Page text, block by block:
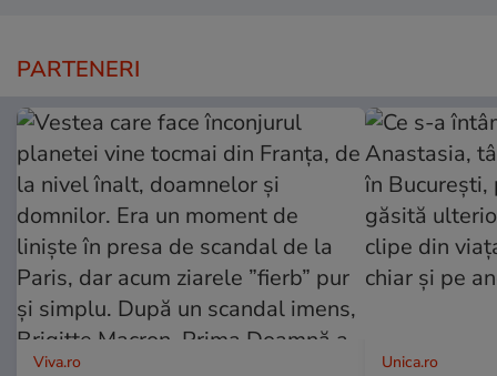
PARTENERI
Viva.ro Unica.ro